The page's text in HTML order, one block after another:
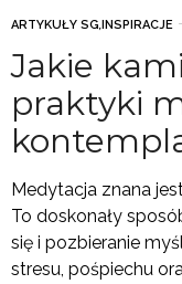
ARTYKUŁY SG, INSPIRACJE
Jakie
praktyki
Medytacja znana
To doskonały
się i pozbieranie
stresu, pośpiechu